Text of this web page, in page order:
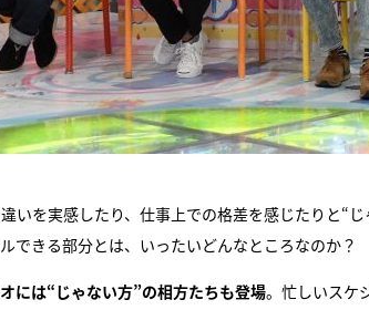
いを実感したり、仕事上での格差を感じたりと“
できる部分とは、いったいどんなところなのか？
には“じゃない方”の相方たちも登場。忙しいスケ